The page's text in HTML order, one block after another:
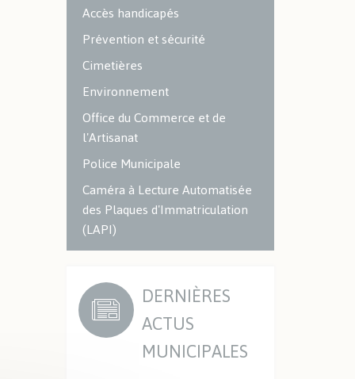
Accès handicapés
Prévention et sécurité
Cimetières
Environnement
Office du Commerce et de
l'Artisanat
Police Municipale
Caméra à Lecture Automatisée
des Plaques d'Immatriculation
(LAPI)
DERNIÈRES
ACTUS
MUNICIPALES